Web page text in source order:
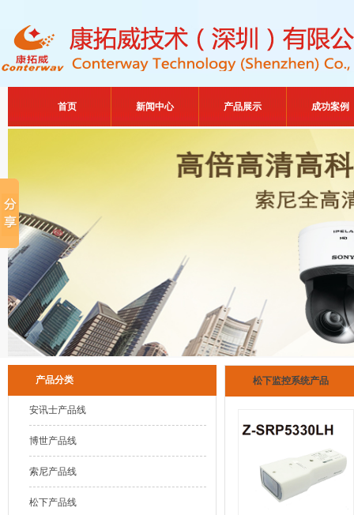
首页 新闻中心 产品展示 成功案例
产品分类
安讯士产品线
博世产品线
索尼产品线
松下产品线
松下监控系统产品